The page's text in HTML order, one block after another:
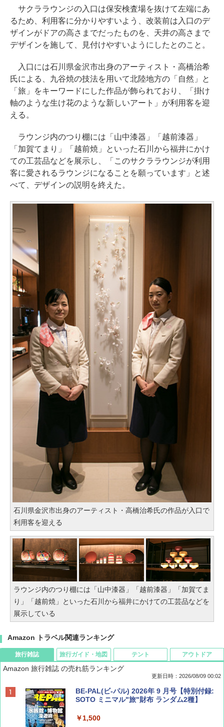
サクララウンジの入口は保安検査場を抜けて左端にあ
るため、利用客に分かりやすいよう、改装前は入口のデ
ザインがドアの高さまでだったものを、天井の高さまで
デザインを施して、見付けやすいようにしたとのこと。
入口には石川県金沢市出身のアーティスト・高橋治希
氏による、九谷焼の技法を用いて北陸地方の「自然」と
「旅」をキーワードにした作品が飾られており、「掛け
軸のような生け花のような新しいアート」が利用客を迎
える。
ラウンジ内のつり棚には「山中漆器」「越前漆器」
「加賀てまり」「越前焼」といった石川から福井にかけ
ての工芸品などを展示し、「このサクララウンジが利用
客に愛されるラウンジになることを願っています」と述
べて、デザインの説明を終えた。
石川県金沢市出身のアーティスト・高橋治希氏の作品が入口で
利用客を迎える
ラウンジ内のつり棚には「山中漆器」「越前漆器」「加賀てま
り」「越前焼」といった石川から福井にかけての工芸品などを
展示している
Amazon トラベル関連ランキング
旅行雑誌
Amazon 旅行雑誌 の売れ筋ランキング
更新日時：2026/08/09 00:02
BE-PAL(ビ-パル) 2026年 9 月号【特別付録:
SOTO ミニマル"旅"財布 ランダム2種】
￥1,500
旅行ガイド・地図 テント アウトドア